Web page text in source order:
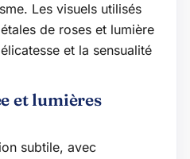
Les visuels utilisés
de roses et lumière
et la sensualité
et lumières
subtile, avec